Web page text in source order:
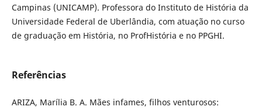
Campinas (UNICAMP). Professora do Instituto de História da
Universidade Federal de Uberlândia, com atuação no curso
de graduação em História, no ProfHistória e no PPGHI.
Referências
ARIZA, Marília B. A. Mães infames, filhos venturosos: